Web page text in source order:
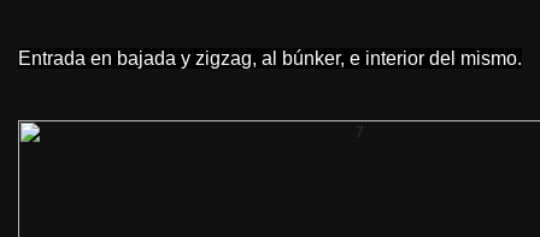
Entrada en bajada y zigzag, al búnker, e interior del mismo.